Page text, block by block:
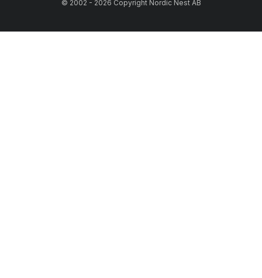
© 2002 - 2026 Copyright Nordic Nest AB